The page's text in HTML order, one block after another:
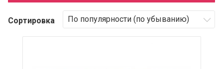
Сортировка